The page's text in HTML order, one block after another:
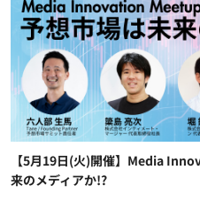
【5月19日(火)開催】Media
来のメディアか!?